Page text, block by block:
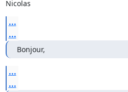
Nicolas
...
...
Bonjour,
...
...